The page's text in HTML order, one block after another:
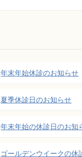
年末年始休診のお知らせ
夏季休診日のお知らせ
年末年始の休診日のお知
ゴールデンウイークの休